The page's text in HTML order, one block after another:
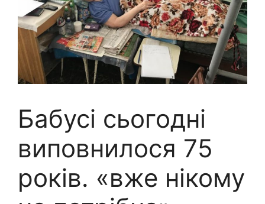
Бабусі сьогодні
виповнилося 75
років. «вже нікому